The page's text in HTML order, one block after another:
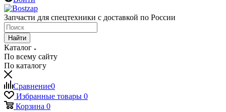
Запчасти для спецтехники с доставкой по России
Найти
Каталог
По всему сайту
По каталогу
Сравнение0
Избранные товары 0
Корзина 0